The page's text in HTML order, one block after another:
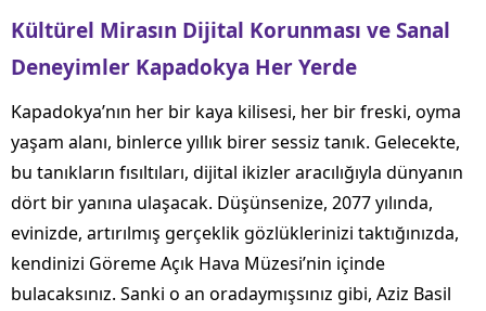
Kültürel Mirasın Dijital Korunması ve Sanal
Deneyimler Kapadokya Her Yerde
Kapadokya’nın her bir kaya kilisesi, her bir freski, oyma
yaşam alanı, binlerce yıllık birer sessiz tanık. Gelecekte,
bu tanıkların fısıltıları, dijital ikizler aracılığıyla dünyanın
dört bir yanına ulaşacak. Düşünsenize, 2077 yılında,
evinizde, artırılmış gerçeklik gözlüklerinizi taktığınızda,
kendinizi Göreme Açık Hava Müzesi’nin içinde
bulacaksınız. Sanki o an oradaymışsınız gibi, Aziz Basil